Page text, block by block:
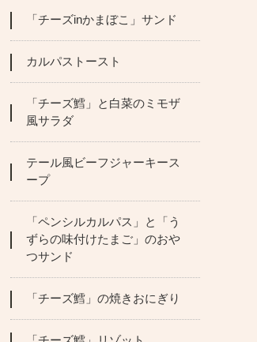
「チーズinかまぼこ」サンド
カルパストースト
「チーズ鱈」と白菜のミモザ
風サラダ
テール風ビーフジャーキース
ープ
「ペンシルカルパス」と「う
ずらの味付けたまご」のおや
つサンド
「チーズ鱈」の焼きおにぎり